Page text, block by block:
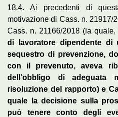
18.4. Ai precedenti di
motivazione di Cass. n. 21917/
Cass. n. 21166/2018 (la quale,
di lavoratore dipendente di
sequestro di prevenzione,
con il prevenuto, aveva
dell’obbligo di adeguata
risoluzione del rapporto) e
quale la decisione sulla
può tenere conto degli